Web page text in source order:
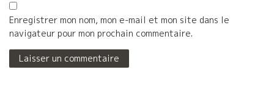
Enregistrer mon nom, mon e-mail et mon site dans le
navigateur pour mon prochain commentaire.